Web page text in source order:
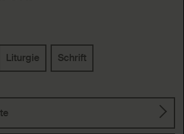
Liturgie Schrift